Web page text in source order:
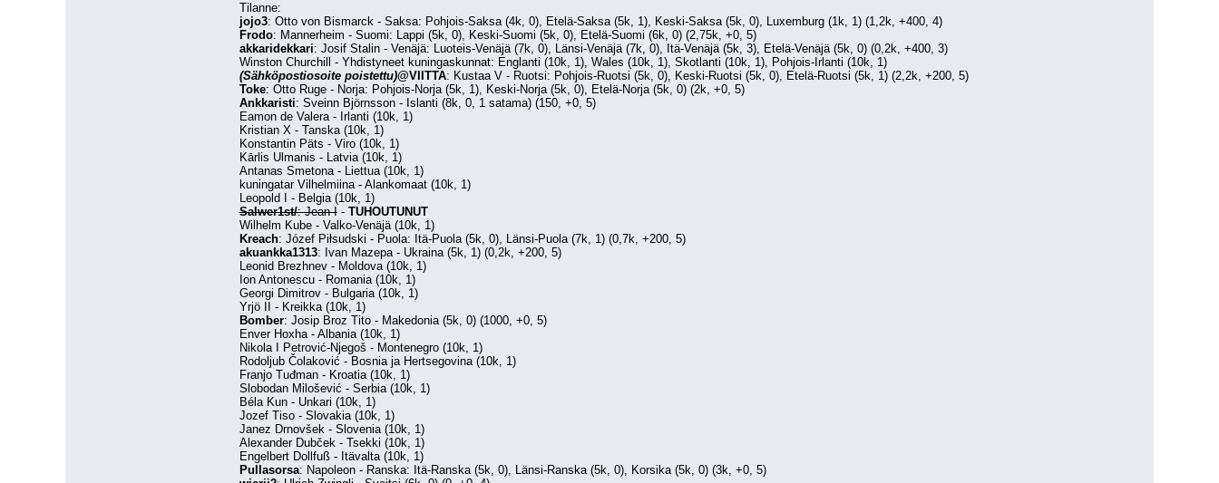
Tilanne:
jojo3: Otto von Bismarck - Saksa: Pohjois-Saksa (4k, 0), Etelä-Saksa (5k, 1), Keski-Saksa (5k, 0), Luxemburg (1k, 1) (1,2k, +400, 4)
Frodo: Mannerheim - Suomi: Lappi (5k, 0), Keski-Suomi (5k, 0), Etelä-Suomi (6k, 0) (2,75k, +0, 5)
akkaridekkari: Josif Stalin - Venäjä: Luoteis-Venäjä (7k, 0), Länsi-Venäjä (7k, 0), Itä-Venäjä (5k, 3), Etelä-Venäjä (5k, 0) (0,2k, +400, 3)
Winston Churchill - Yhdistyneet kuningaskunnat: Englanti (10k, 1), Wales (10k, 1), Skotlanti (10k, 1), Pohjois-Irlanti (10k, 1)
(Sähköpostiosoite poistettu)@VIITTA: Kustaa V - Ruotsi: Pohjois-Ruotsi (5k, 0), Keski-Ruotsi (5k, 0), Etelä-Ruotsi (5k, 1) (2,2k, +200, 5)
Toke: Otto Ruge - Norja: Pohjois-Norja (5k, 1), Keski-Norja (5k, 0), Etelä-Norja (5k, 0) (2k, +0, 5)
Ankkaristi: Sveinn Björnsson - Islanti (8k, 0, 1 satama) (150, +0, 5)
Eamon de Valera - Irlanti (10k, 1)
Kristian X - Tanska (10k, 1)
Konstantin Päts - Viro (10k, 1)
Kārlis Ulmanis - Latvia (10k, 1)
Antanas Smetona - Liettua (10k, 1)
kuningatar Vilhelmiina - Alankomaat (10k, 1)
Leopold I - Belgia (10k, 1)
Salwer1st/: Jean I - TUHOUTUNUT
Wilhelm Kube - Valko-Venäjä (10k, 1)
Kreach: Józef Piłsudski - Puola: Itä-Puola (5k, 0), Länsi-Puola (7k, 1) (0,7k, +200, 5)
akuankka1313: Ivan Mazepa - Ukraina (5k, 1) (0,2k, +200, 5)
Leonid Brezhnev - Moldova (10k, 1)
Ion Antonescu - Romania (10k, 1)
Georgi Dimitrov - Bulgaria (10k, 1)
Yrjö II - Kreikka (10k, 1)
Bomber: Josip Broz Tito - Makedonia (5k, 0) (1000, +0, 5)
Enver Hoxha - Albania (10k, 1)
Nikola I Petrović-Njegoš - Montenegro (10k, 1)
Rodoljub Čolaković - Bosnia ja Hertsegovina (10k, 1)
Franjo Tuđman - Kroatia (10k, 1)
Slobodan Milošević - Serbia (10k, 1)
Béla Kun - Unkari (10k, 1)
Jozef Tiso - Slovakia (10k, 1)
Janez Drnovšek - Slovenia (10k, 1)
Alexander Dubček - Tsekki (10k, 1)
Engelbert Dollfuß - Itävalta (10k, 1)
Pullasorsa: Napoleon - Ranska: Itä-Ranska (5k, 0), Länsi-Ranska (5k, 0), Korsika (5k, 0) (3k, +0, 5)